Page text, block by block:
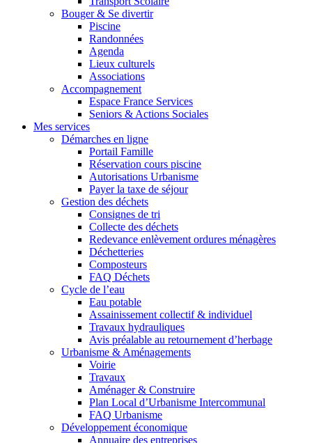
Bouger & Se divertir
Piscine
Randonnées
Agenda
Lieux culturels
Associations
Accompagnement
Espace France Services
Seniors & Actions Sociales
Mes services
Démarches en ligne
Portail Famille
Réservation cours piscine
Autorisations Urbanisme
Payer la taxe de séjour
Gestion des déchets
Consignes de tri
Collecte des déchets
Redevance enlèvement ordures ménagères
Déchetteries
Composteurs
FAQ Déchets
Cycle de l’eau
Eau potable
Assainissement collectif & individuel
Travaux hydrauliques
Avis préalable au retournement d’herbage
Urbanisme & Aménagements
Voirie
Travaux
Aménager & Construire
Plan Local d’Urbanisme Intercommunal
FAQ Urbanisme
Développement économique
Annuaire des entreprises